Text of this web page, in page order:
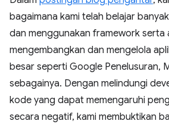
bagaimana kami telah belajar
dan menggunakan framework serta
mengembangkan dan mengelola
besar seperti Google Penelusuran,
sebagainya. Dengan melindungi
kode yang dapat memengaruhi
secara negatif, kami membuktikan